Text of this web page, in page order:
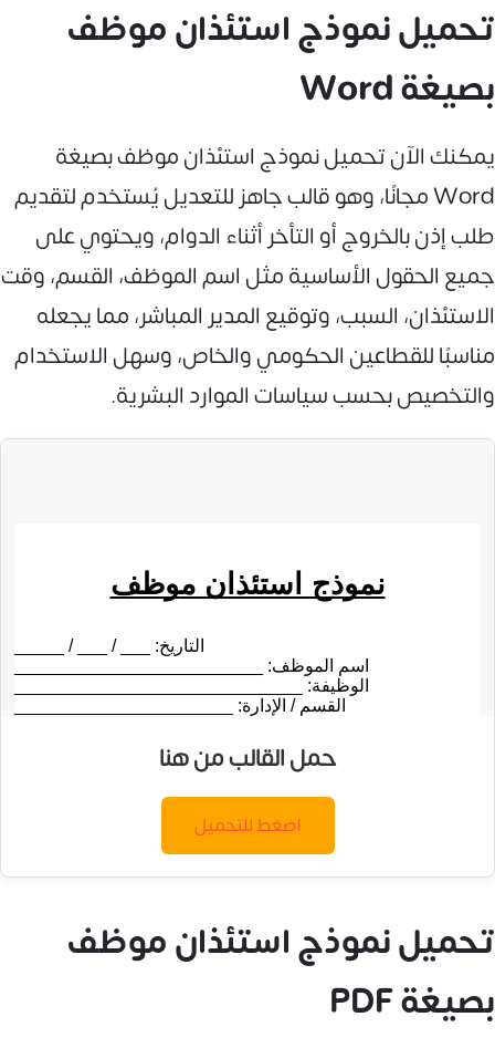
تحميل نموذج استئذان موظف
بصيغة Word
يمكنك الآن تحميل نموذج استئذان موظف بصيغة
Word مجانًا، وهو قالب جاهز للتعديل يُستخدم لتقديم
طلب إذن بالخروج أو التأخر أثناء الدوام، ويحتوي على
جميع الحقول الأساسية مثل اسم الموظف، القسم، وقت
الاستئذان، السبب، وتوقيع المدير المباشر، مما يجعله
مناسبًا للقطاعين الحكومي والخاص، وسهل الاستخدام
والتخصيص بحسب سياسات الموارد البشرية.
حمل القالب من هنا
اضغط للتحميل
تحميل نموذج استئذان موظف
بصيغة PDF